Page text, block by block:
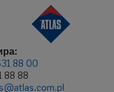
88 00
88 88